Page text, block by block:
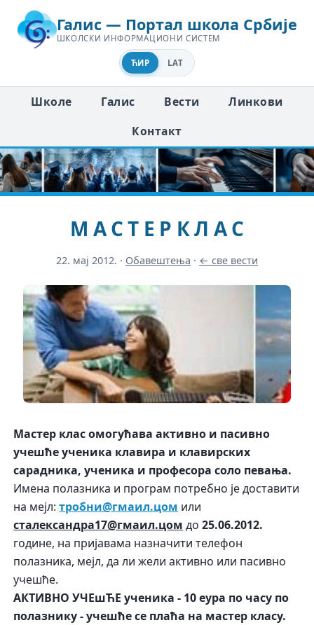
Галис — Портал школа Србије
ШКОЛСКИ ИНФОРМАЦИОНИ СИСТЕМ
ЋИР LAT
Школе Галис Вести
Линкови
Контакт
М А С Т Е Р К Л А С
22. мај 2012. · Обавештења · ← све вести
Мастер клас омогућава активно и пасивно
учешће ученика клавира и клавирских
сарадника, ученика и професора соло певања.
Имена полазника и програм потребно је доставити
на мејл:тробни@гмаил.цом или
сталександра17@гмаил.цом до25.06.2012.
године, на пријавама назначити телефон
полазника, мејл, да ли жели активно или пасивно
учешће.
АКТИВНО УЧЕшЋЕученика - 10 еура по часу по
полазнику - учешће се плаћа на мастер класу.